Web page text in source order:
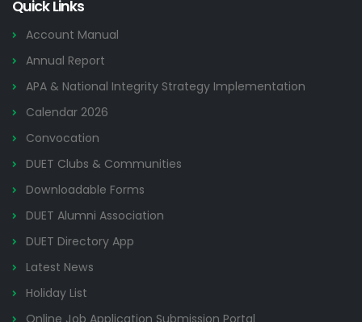
Quick Links
Account Manual
Annual Report
APA & National Integrity Strategy Implementation
Calendar 2026
Convocation
DUET Clubs & Communities
Downloadable Forms
DUET Alumni Association
DUET Directory App
Latest News
Holiday List
Online Job Application Submission Portal